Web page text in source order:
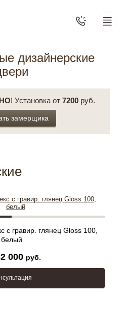
дизайнерские
! Установка от 7200руб.
замерщика
с гравир. глянец Gloss 100,
белый
000 руб.